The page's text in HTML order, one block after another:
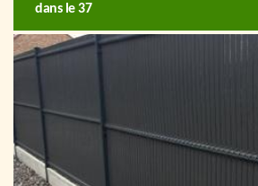
dans le 37